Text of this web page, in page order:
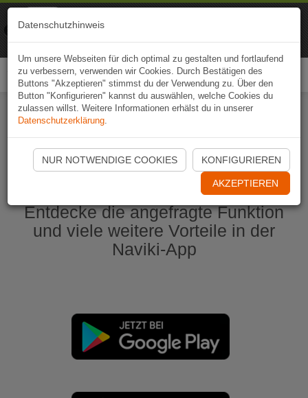
Naviki App jetzt öffnen
Entdecke die angefragte Funktion
und viele weitere Vorteile in der
Naviki-App
Datenschutzhinweis
Um unsere Webseiten für dich optimal zu gestalten und fortlaufend
zu verbessern, verwenden wir Cookies. Durch Bestätigen des
Buttons "Akzeptieren" stimmst du der Verwendung zu. Über den
Button "Konfigurieren" kannst du auswählen, welche Cookies du
zulassen willst. Weitere Informationen erhälst du in unserer
Datenschutzerklärung.
NUR NOTWENDIGE COOKIES KONFIGURIEREN
AKZEPTIEREN
Naviki